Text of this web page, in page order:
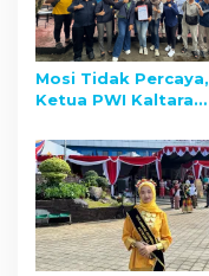
Mosi Tidak Percaya,
Ketua PWI Kaltara